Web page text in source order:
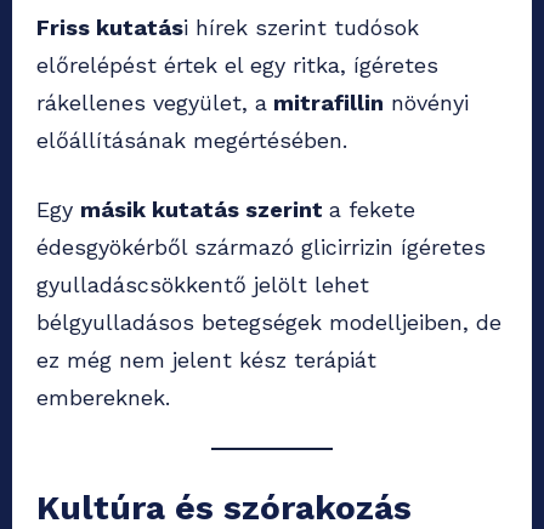
Friss kutatási hírek szerint tudósok
előrelépést értek el egy ritka, ígéretes
rákellenes vegyület, a mitrafillin növényi
előállításának megértésében.
Egy másik kutatás szerint a fekete
édesgyökérből származó glicirrizin ígéretes
gyulladáscsökkentő jelölt lehet
bélgyulladásos betegségek modelljeiben, de
ez még nem jelent kész terápiát
embereknek.
Kultúra és szórakozás